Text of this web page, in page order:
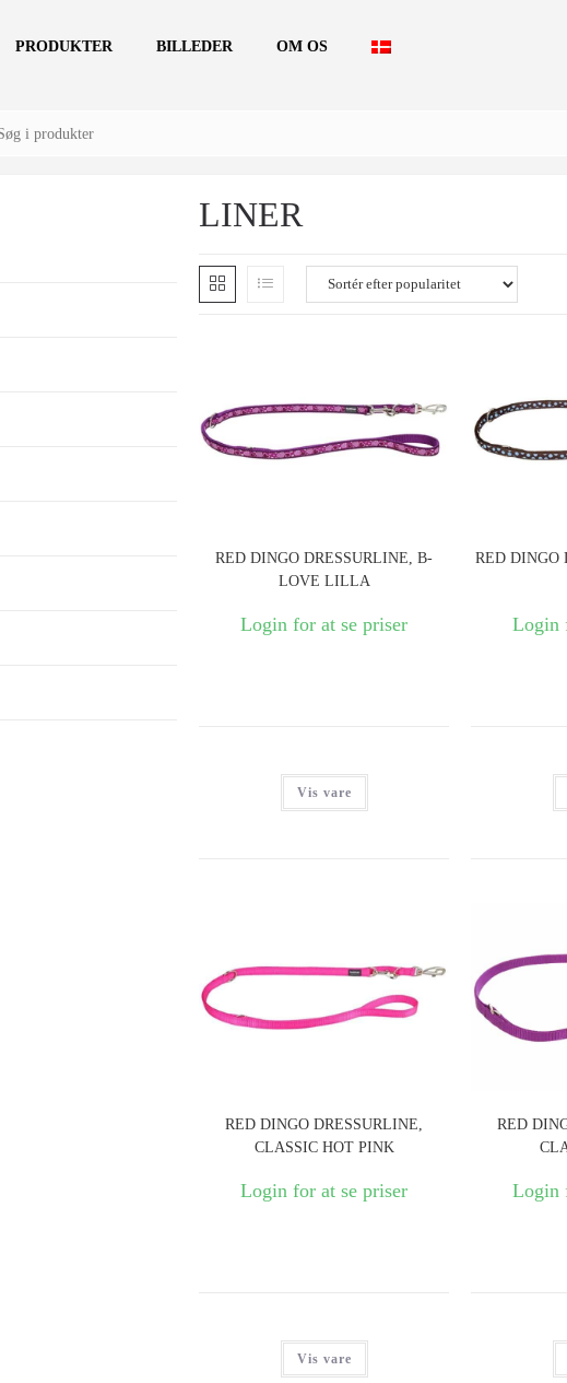
PRODUKTER BILLEDER OM OS
LINER
RED DINGO DRESSURLINE, B-
LOVE LILLA
Login for at se priser
Vis vare
RED DINGO
Login
RED DINGO DRESSURLINE,
CLASSIC HOT PINK
Login for at se priser
Vis vare
RED
Login